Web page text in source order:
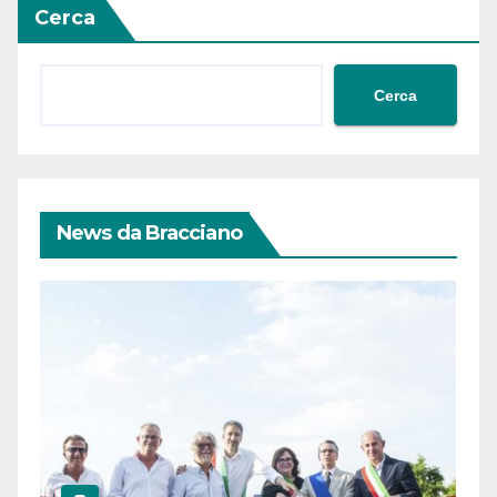
Cerca
Cerca
News da Bracciano